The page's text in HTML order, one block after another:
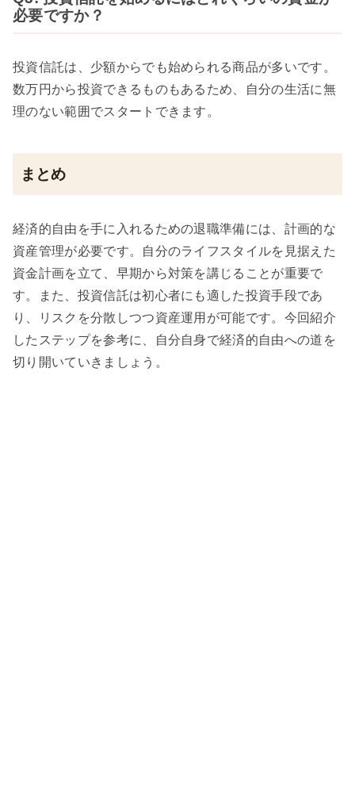
必要ですか？
投資信託は、少額からでも始められる商品が多いです。
数万円から投資できるものもあるため、自分の生活に無
理のない範囲でスタートできます。
まとめ
経済的自由を手に入れるための退職準備には、計画的な
資産管理が必要です。自分のライフスタイルを見据えた
資金計画を立て、早期から対策を講じることが重要で
す。また、投資信託は初心者にも適した投資手段であ
り、リスクを分散しつつ資産運用が可能です。今回紹介
したステップを参考に、自分自身で経済的自由への道を
切り開いていきましょう。